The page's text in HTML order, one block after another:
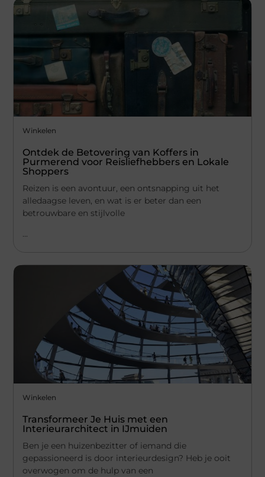
Winkelen
Ontdek de Betovering van Koffers in
Purmerend voor Reisliefhebbers en Lokale
Shoppers
Reizen is een avontuur, een ontsnapping uit het
alledaagse leven, en wat is er beter dan een
betrouwbare en stijlvolle
...
Winkelen
Transformeer Je Huis met een
Interieurarchitect in IJmuiden
Ben je een huizenbezitter of iemand die
gepassioneerd is door interieurdesign? Heb je ooit
overwogen om de hulp van een